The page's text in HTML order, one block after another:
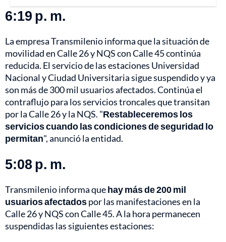
6:19 p. m.
La empresa Transmilenio informa que la situación de
movilidad en Calle 26 y NQS con Calle 45 continúa
reducida. El servicio de las estaciones Universidad
Nacional y Ciudad Universitaria sigue suspendido y ya
son más de 300 mil usuarios afectados. Continúa el
contraflujo para los servicios troncales que transitan
por la Calle 26 y la NQS. "Restableceremos los
servicios cuando las condiciones de seguridad lo
permitan", anunció la entidad.
5:08 p. m.
Transmilenio informa quehay más de 200 mil
usuarios afectadospor las manifestaciones en la
Calle 26 y NQS con Calle 45. A la hora permanecen
suspendidas las siguientes estaciones: